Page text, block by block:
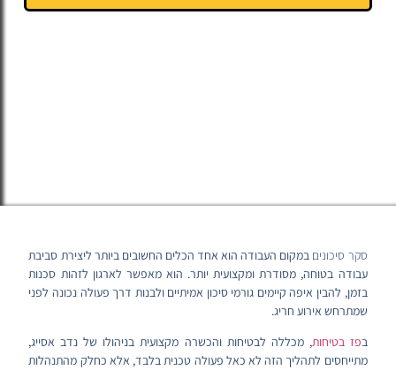
סקר סיכונים במקום העבודה הוא אחד הכלים החשובים ביותר ליצירת סביבת
עבודה בטוחה, מסודרת ומקצועית יותר. הוא מאפשר לארגון לזהות סכנות
בזמן, להבין איפה קיימים גורמי סיכון אמיתיים ולבנות דרך פעולה נכונה לפני
שמתרחש אירוע חריג.
בפז בטיחות, מכללה לבטיחות והכשרה מקצועית בניהולו של נדב אסייג,
מתייחסים לתהליך הזה לא כאל פעולה טכנית בלבד, אלא כחלק מהתנהלות